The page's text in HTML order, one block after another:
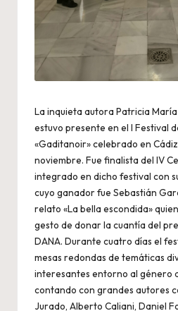
La inquieta autora Patricia
estuvo presente en el I Festival
«Gaditanoir» celebrado en
noviembre. Fue finalista del IV
integrado en dicho festival con
cuyo ganador fue Sebastián
relato «La bella escondida»
gesto de donar la cuantía del
DANA. Durante cuatro días el
mesas redondas de temáticas
interesantes entorno al género
contando con grandes autores
Jurado, Alberto Caliani, Daniel